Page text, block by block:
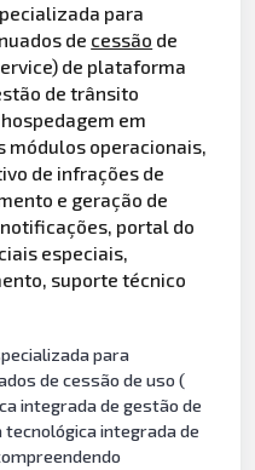
para
de cessão de
de plataforma
de trânsito
em
módulos operacionais,
de infrações de
e geração de
portal do
especiais,
suporte técnico
para
de cessão de uso (
integrada de gestão de
integrada de